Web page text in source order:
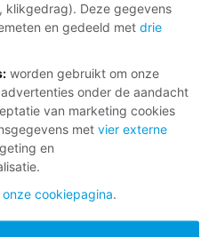
klikgedrag). Deze gegevens
en gedeeld met drie
: worden gebruikt om onze
onder de aandacht
van marketing cookies
met vier externe
en
onze cookiepagina.